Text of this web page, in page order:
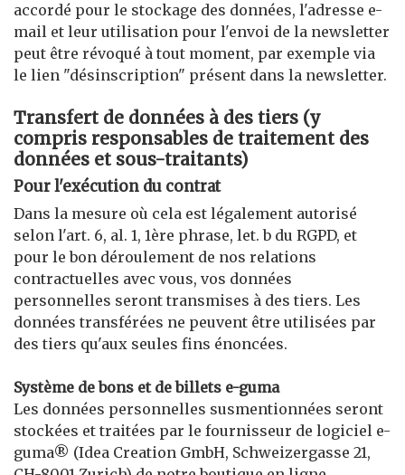
accordé pour le stockage des données, l'adresse e-
mail et leur utilisation pour l'envoi de la newsletter
peut être révoqué à tout moment, par exemple via
le lien "désinscription" présent dans la newsletter.
Transfert de données à des tiers (y
compris responsables de traitement des
données et sous-traitants)
Pour l'exécution du contrat
Dans la mesure où cela est légalement autorisé
selon l'art. 6, al. 1, 1ère phrase, let. b du RGPD, et
pour le bon déroulement de nos relations
contractuelles avec vous, vos données
personnelles seront transmises à des tiers. Les
données transférées ne peuvent être utilisées par
des tiers qu'aux seules fins énoncées.
Système de bons et de billets e-guma
Les données personnelles susmentionnées seront
stockées et traitées par le fournisseur de logiciel e-
guma® (Idea Creation GmbH, Schweizergasse 21,